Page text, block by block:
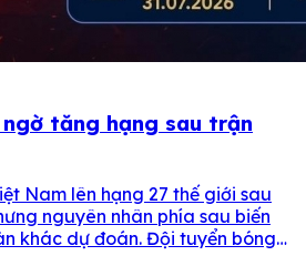
tăng hạng sau trận
Nam lên hạng 27 thế giới sau
nguyên nhân phía sau biến
khác dự đoán. Đội tuyển bóng